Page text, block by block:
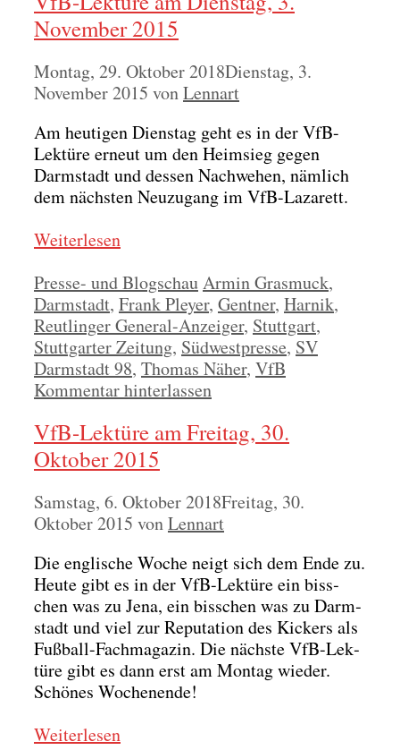
November 2015
Montag, 29. Oktober 2018Dienstag, 3.
November 2015 vonLennart
Am heu­ti­gen Diens­tag geht es in der VfB-
Lek­tü­re erneut um den Heim­sieg gegen
Darm­stadt und des­sen Nach­we­hen, näm­lich
dem nächs­ten Neu­zu­gang im VfB-Laza­rett.
Wei­ter­le­sen
Kategorien
Presse- und Blogschau Schlagwörter
Armin Grasmuck,
Darmstadt, Frank Pleyer, Gentner, Harnik,
Reutlinger General-Anzeiger, Stuttgart,
Stuttgarter Zeitung, Südwestpresse, SV
Darmstadt 98, Thomas Näher, VfB
Kommentar hinterlassen
VfB-Lektüre am Freitag, 30.
Oktober 2015
Samstag, 6. Oktober 2018Freitag, 30.
Oktober 2015 vonLennart
Die eng­li­sche Woche neigt sich dem Ende zu.
Heu­te gibt es in der VfB-Lek­tü­re ein biss­
chen was zu Jena, ein biss­chen was zu Darm­
stadt und viel zur Repu­ta­ti­on des Kickers als
Fuß­ball-Fach­ma­ga­zin. Die nächs­te VfB-Lek­
tü­re gibt es dann erst am Mon­tag wie­der.
Schö­nes Wochen­en­de!
Wei­ter­le­sen